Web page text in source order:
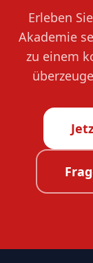
Erleben
Akademie
zu einem